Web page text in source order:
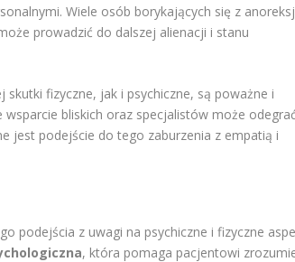
Wiele osób borykających się z
prowadzić do dalszej alienacji i stanu
fizyczne, jak i psychiczne, są poważne i
bliskich oraz specjalistów może odegrać
jest podejście do tego zaburzenia z empatią i
podejścia z uwagi na psychiczne i fizyczne
, która pomaga pacjentowi